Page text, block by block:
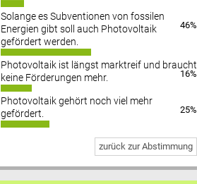
Datenschutz FAQs
Solange es Subventionen von fossilen
Energien gibt soll auch Photovoltaik
gefördert werden.
46%
Photovoltaik ist längst marktreif und braucht
keine Förderungen mehr.
16%
Photovoltaik gehört noch viel mehr
gefördert.
25%
zurück zur Abstimmung